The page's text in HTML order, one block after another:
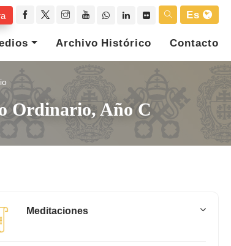
Es
Archivo Histórico Contacto
Ordinario, Año C
Meditaciones